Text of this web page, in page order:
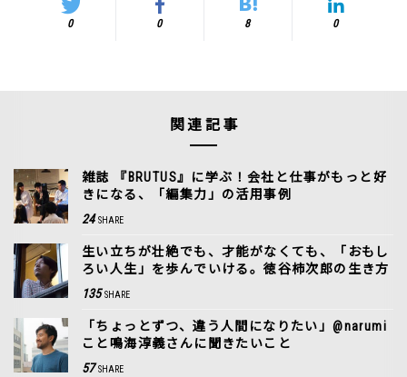
0 0 8 0
関連記事
雑誌 『BRUTUS』に学ぶ！会社と仕事がもっと好
きになる、「編集力」の活用事例
24 SHARE
生い立ちが壮絶でも、才能がなくても、「おもし
ろい人生」を歩んでいける。徳谷柿次郎の生き方
135 SHARE
「ちょっとずつ、違う人間になりたい」@narumi
こと鳴海淳義さんに聞きたいこと
57 SHARE